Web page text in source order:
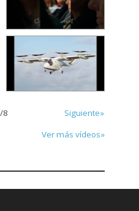
/8
Siguiente»
Ver más vídeos»